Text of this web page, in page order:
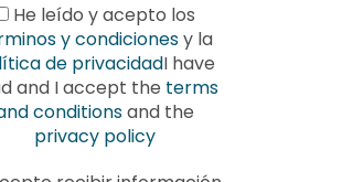
He leído y acepto los
y condicionesy la
de privacidadI have
and I accept the terms
conditionsand the
privacy policy